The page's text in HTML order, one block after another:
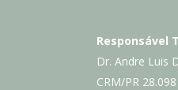
Responsável
Dr. Andre Luis
CRM/PR